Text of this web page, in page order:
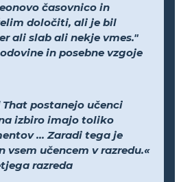
časovnico in
določiti, ali je bil
ali slab ali nekje vmes."
in posebne vzgoje
That postanejo učenci
izbiro imajo toliko
... Zaradi tega je
vsem učencem v razredu.«
razreda